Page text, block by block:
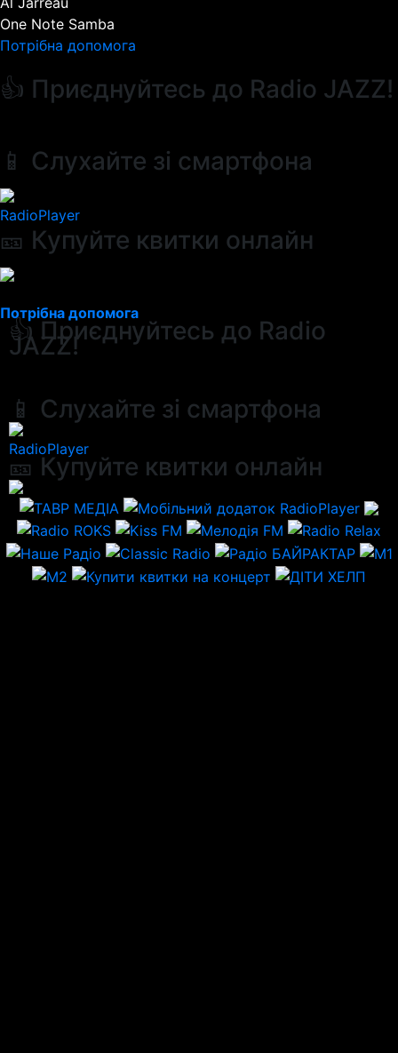
One Note Samba
Потрібна допомога
👍 Приєднуйтесь до Radio JAZZ!
📱 Слухайте зі смартфона
RadioPlayer
🎫 Купуйте квитки онлайн
Потрібна допомога
👍 Приєднуйтесь до Radio
JAZZ!
📱 Слухайте зі смартфона
RadioPlayer
🎫 Купуйте квитки онлайн